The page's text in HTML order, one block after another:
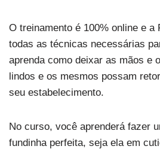
O treinamento é 100% online e a
todas as técnicas necessárias
aprenda como deixar as mãos e
lindos e os mesmos possam
seu estabelecimento.
No curso, você aprenderá fazer
fundinha perfeita, seja ela em